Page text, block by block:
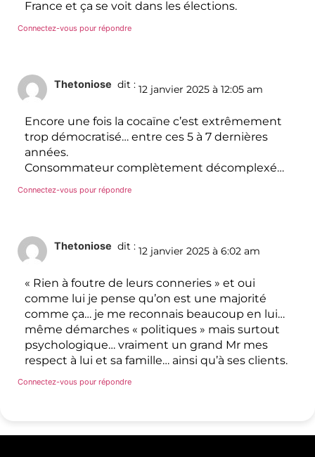
France et ça se voit dans les élections.
Connectez-vous pour répondre
Thetoniose dit : 12 janvier 2025 à 12:05 am
Encore une fois la cocaïne c’est extrêmement
trop démocratisé… entre ces 5 à 7 dernières
années.
Consommateur complètement décomplexé…
Connectez-vous pour répondre
Thetoniose dit : 12 janvier 2025 à 6:02 am
« Rien à foutre de leurs conneries » et oui
comme lui je pense qu’on est une majorité
comme ça… je me reconnais beaucoup en lui…
même démarches « politiques » mais surtout
psychologique… vraiment un grand Mr mes
respect à lui et sa famille… ainsi qu’à ses clients.
Connectez-vous pour répondre